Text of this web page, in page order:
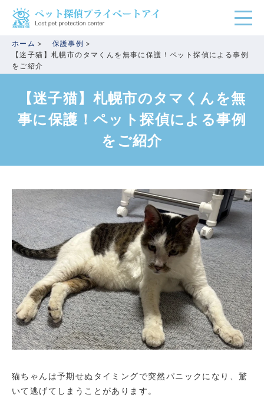
ホーム
保護事例
【迷子猫】札幌市のタマくんを無事に保護！ペット探偵による事例
をご紹介
【迷子猫】札幌市のタマくんを無
事に保護！ペット探偵による事例
をご紹介
猫ちゃんは予期せぬタイミングで突然パニックになり、驚
いて逃げてしまうことがあります。